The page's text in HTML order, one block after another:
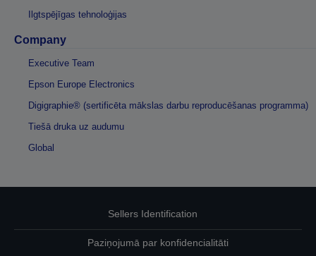
Ilgtspējīgas tehnoloģijas
Company
Executive Team
Epson Europe Electronics
Digigraphie® (sertificēta mākslas darbu reproducēšanas programma)
Tiešā druka uz audumu
Global
Sellers Identification
Paziņojumā par konfidencialitāti